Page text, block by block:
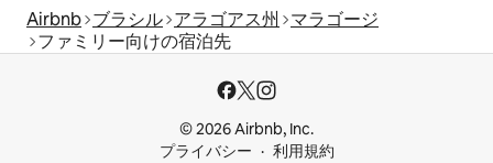
Airbnb ブラシル アラゴアス州
マラゴージ
ファミリー向けの宿泊先
© 2026 Airbnb, Inc.
プライバシー
利用規約